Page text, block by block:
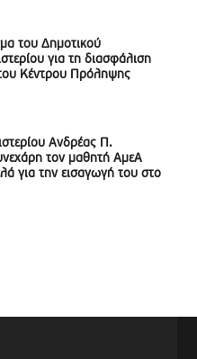
του Δημοτικού
για τη διασφάλιση
Κέντρου Πρόληψης
Ανδρέας Π.
τον μαθητή ΑμεΑ
για την εισαγωγή του στο